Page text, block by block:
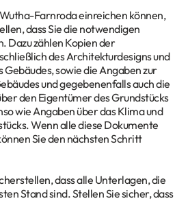
Farnroda einreichen können,
dass Sie die notwendigen
Dazu zählen Kopien der
des Architekturdesigns und
sowie die Angaben zur
und gegebenenfalls auch die
den Eigentümer des Grundstücks
wie Angaben über das Klima und
Wenn alle diese Dokumente
Sie den nächsten Schritt
dass alle Unterlagen, die
Stand sind. Stellen Sie sicher, dass